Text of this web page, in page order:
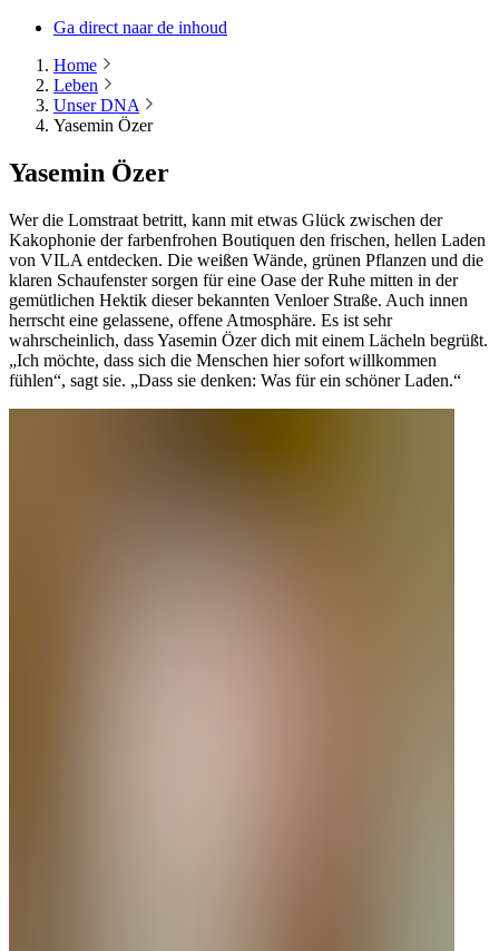
Ga direct naar de inhoud
Home
Leben
Unser DNA
Yasemin Özer
Yasemin Özer
Wer die Lomstraat betritt, kann mit etwas Glück zwischen der
Kakophonie der farbenfrohen Boutiquen den frischen, hellen Laden
von VILA entdecken. Die weißen Wände, grünen Pflanzen und die
klaren Schaufenster sorgen für eine Oase der Ruhe mitten in der
gemütlichen Hektik dieser bekannten Venloer Straße. Auch innen
herrscht eine gelassene, offene Atmosphäre. Es ist sehr
wahrscheinlich, dass Yasemin Özer dich mit einem Lächeln begrüßt.
„Ich möchte, dass sich die Menschen hier sofort willkommen
fühlen“, sagt sie. „Dass sie denken: Was für ein schöner Laden.“